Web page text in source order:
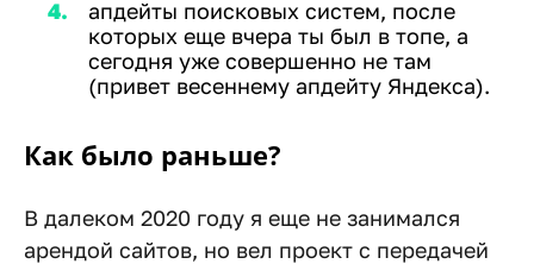
апдейты поисковых систем, после
которых еще вчера ты был в топе, а
сегодня уже совершенно не там
(привет весеннему апдейту Яндекса).
Как было раньше?
В далеком 2020 году я еще не занимался
арендой сайтов, но вел проект с передачей